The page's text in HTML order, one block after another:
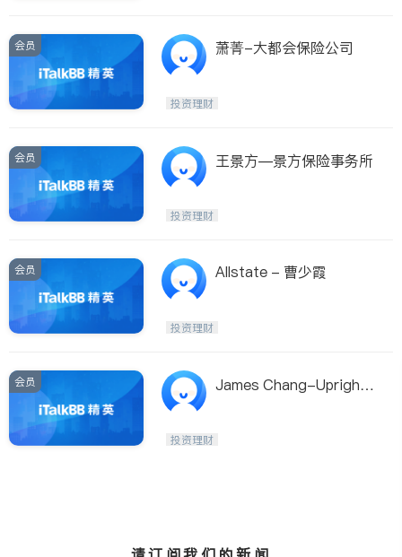
会员 萧菁-大都会保险公司
投资理财
会员 王景方—景方保险事务所
投资理财
会员 Allstate - 曹少霞
投资理财
会员
James Chang-Upright
投资理财